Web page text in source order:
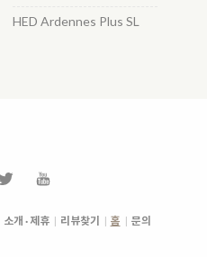
HED Ardennes Plus SL
소개 · 제휴| 리뷰찾기 | 홈 | 문의